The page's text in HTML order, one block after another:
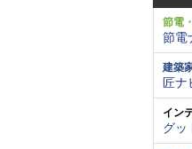
節電
節電
建築
匠ナ
イン
グッ